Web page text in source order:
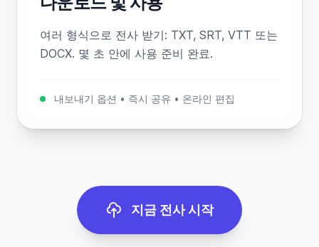
여러 형식으로 전사 받기: TXT, SRT, VTT 또는
DOCX. 몇 초 안에 사용 준비 완료.
내보내기 옵션 • 즉시 공유 • 온라인 편집
지금 전사 시작